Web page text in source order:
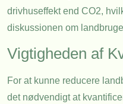
drivhuseffekt end CO2,
diskussionen om
Vigtigheden af
For at kunne reducere
det nødvendigt at